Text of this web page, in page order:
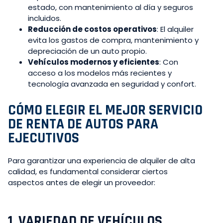
estado, con mantenimiento al día y seguros
incluidos.
Reducción de costos operativos: El alquiler
evita los gastos de compra, mantenimiento y
depreciación de un auto propio.
Vehículos modernos y eficientes: Con
acceso a los modelos más recientes y
tecnología avanzada en seguridad y confort.
CÓMO ELEGIR EL MEJOR SERVICIO
DE RENTA DE AUTOS PARA
EJECUTIVOS
Para garantizar una experiencia de alquiler de alta
calidad, es fundamental considerar ciertos
aspectos antes de elegir un proveedor: